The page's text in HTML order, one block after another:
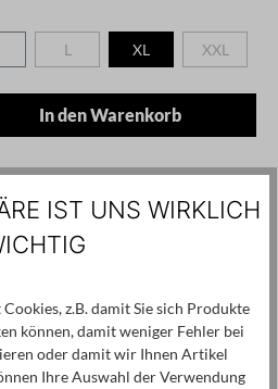
verfügbar.)
zurzeit nicht verfügbar.)
L(Diese Option ist zurzeit nicht
XL XXL(Diese
den gewünschten
In den Warenkorb
1148-PL225 - black - XL
6041 Larnaca,
IST UNS WIRKLICH
z.B. damit Sie sich Produkte
können, damit weniger Fehler bei
oder damit wir Ihnen Artikel
Ihre Auswahl der Verwendung